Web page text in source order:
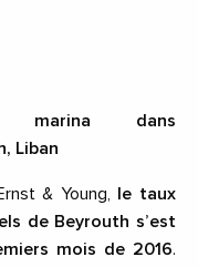
dans
Liban
& Young,
le taux
de Beyrouth s’est
mois de 2016.